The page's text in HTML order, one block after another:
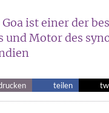
ist einer der
und Motor des
teilen